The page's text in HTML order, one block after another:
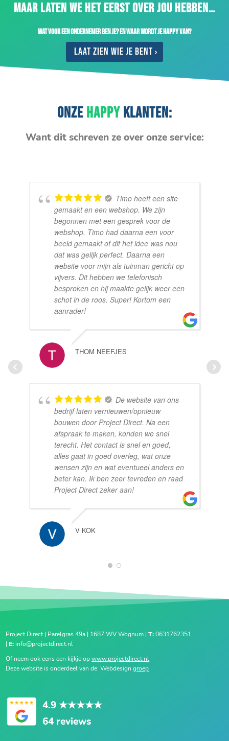
MAAR LATEN WE HET EERST OVER JOU HEBBEN…
Wat voor een ondernemer ben je? En waar wordt je happy van?
Laat zien wie je bent
ONZEHAPPYKLANTEN:
Want dit schreven ze over onze service:
Timo heeft een site
gemaakt en een webshop. We zijn
begonnen met een gesprek voor de
webshop. Timo had daarna een voor
beeld gemaakt of dit het idee was nou
dat was gelijk perfect. Daarna een
website voor mijn als tuinman gericht op
vijvers. Dit hebben we telefonisch
besproken en hij maakte gelijk weer een
schot in de roos. Super! Kortom een
aanrader!
THOM NEEFJES
De website van ons
bedrijf laten vernieuwen/opnieuw
bouwen door Project Direct. Na een
afspraak te maken, konden we snel
terecht. Het contact is snel en goed,
alles gaat in goed overleg, wat onze
wensen zijn en wat eventueel anders en
beter kan. Ik ben zeer tevreden en raad
Project Direct zeker aan!
V KOK
1 2
Project Direct | Parelgras 49a | 1687 WV Wognum |T:0631762351
| E: info@projectdirect.nl
Of neem ook eens een kijkje opwww.projectdirect.nl
Deze website is onderdeel van de: Webdesigngroep
4.9 ★★★★★
64 reviews